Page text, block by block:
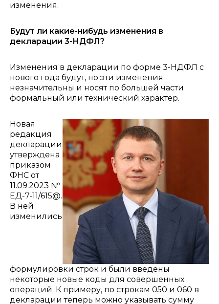
изменения.
Будут ли какие-нибудь изменения в
декларации 3-НДФЛ?
Изменения в декларации по форме 3-НДФЛ с
нового года будут, но эти изменения
незначительны и носят по большей части
формальный или технический характер.
Новая
редакция
декларации
утверждена
приказом
ФНС от
11.09.2023 №
ЕД-7-11/615@.
В ней
изменились
формулировки строк и были введены
некоторые новые коды для совершенных
операций. К примеру, по строкам 050 и 060 в
декларации теперь можно указывать сумму